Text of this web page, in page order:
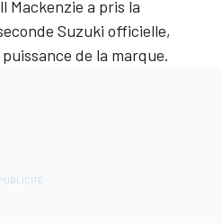
Mackenzie a pris la
Suzuki officielle,
de la marque.